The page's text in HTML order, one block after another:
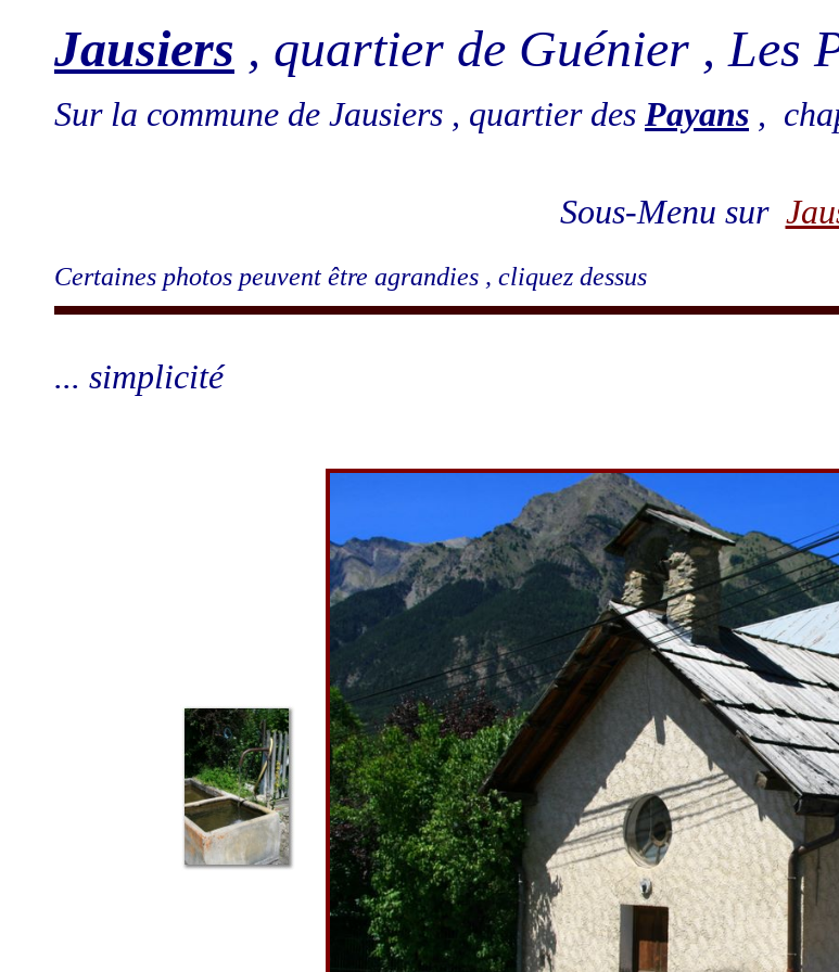
Jausiers , quartier de Guénier , Les
Sur la commune de Jausiers , quartier des Payans ,
Sous-Menu sur
Certaines photos peuvent être agrandies , cliquez dessus
... simplicité